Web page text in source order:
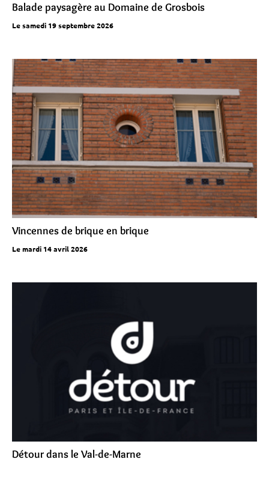
Balade paysagère au Domaine de Grosbois
Le samedi 19 septembre 2026
Vincennes de brique en brique
Le mardi 14 avril 2026
Détour dans le Val-de-Marne